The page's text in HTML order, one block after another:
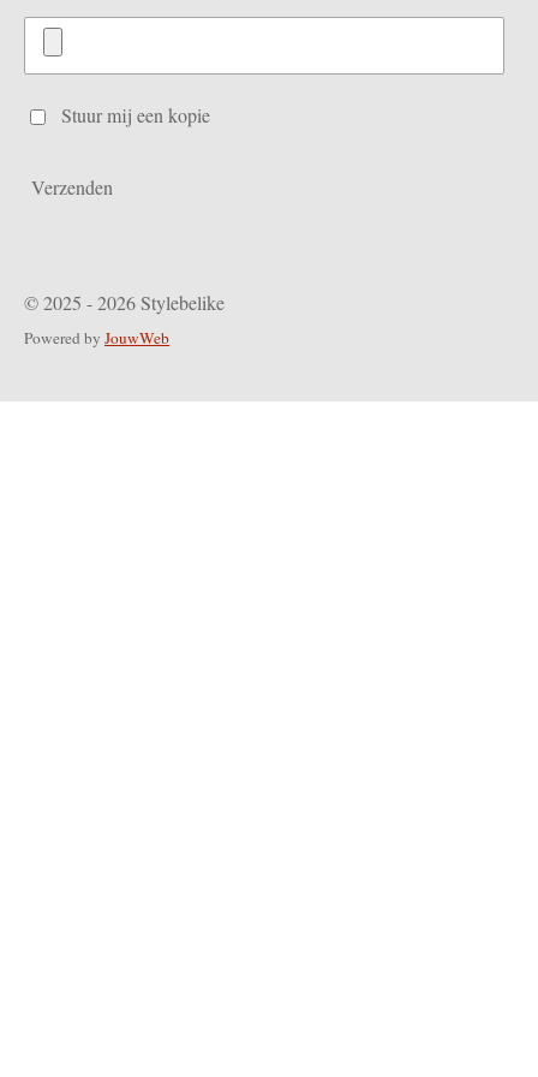
Stuur mij een kopie
Verzenden
© 2025 - 2026 Stylebelike
Powered by JouwWeb